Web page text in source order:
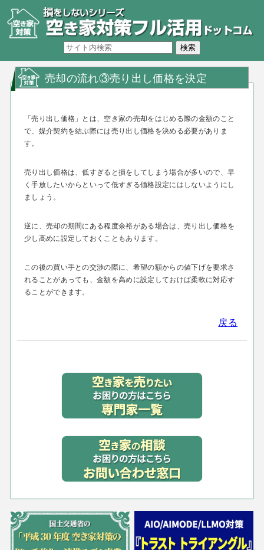
売却の流れ③売り出し価格を決定
「売り出し価格」とは、空き家の売却をはじめる際の金額のこと
で、媒介契約を結ぶ際には売り出し価格を決める必要がありま
す。
売り出し価格は、低すぎると損をしてしまう場合が多いので、早
く手放したいからといって低すぎる価格設定にはしないようにし
ましょう。
逆に、売却の期間にある程度余裕がある場合は、売り出し価格を
少し高めに設定しておくこともあります。
この後の買い手との交渉の際に、希望の額からの値下げを要求さ
れることがあっても、金額を高めに設定しておけば柔軟に対応す
ることができます。
戻る